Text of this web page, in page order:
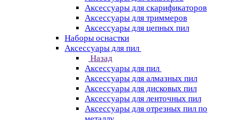
Аксессуары для скарификаторов
Аксессуары для триммеров
Аксессуары для цепных пил
Наборы оснастки
Аксессуары для пил
Назад
Аксессуары для пил
Аксессуары для алмазных пил
Аксессуары для дисковых пил
Аксессуары для ленточных пил
Аксессуары для отрезных пил по